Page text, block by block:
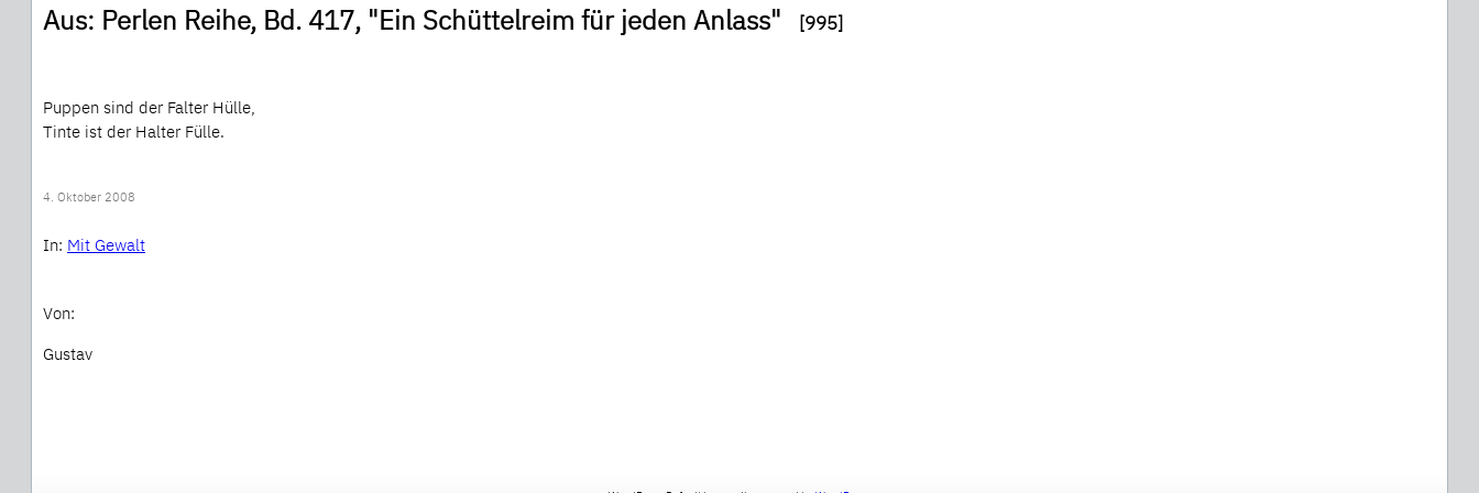
Aus: Perlen Reihe, Bd. 417, "Ein Schüttelreim für jeden Anlass" [995]
Puppen sind der Falter Hülle,
Tinte ist der Halter Fülle.
4. Oktober 2008
In: Mit Gewalt
Von:
Gustav